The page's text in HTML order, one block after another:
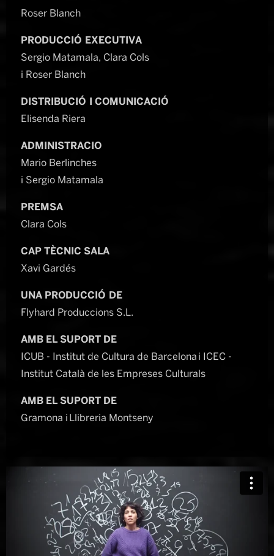
Roser Blanch
PRODUCCIÓ EXECUTIVA
Sergio Matamala, Clara Cols
i Roser Blanch
DISTRIBUCIÓ I COMUNICACIÓ
Elisenda Riera
ADMINISTRACIO
Mario Berlinches
i Sergio Matamala
PREMSA
Clara Cols
CAP TÈCNIC SALA
Xavi Gardés
UNA PRODUCCIÓ DE
Flyhard Produccions S.L.
AMB EL SUPORT DE
ICUB - Institut de Cultura de Barcelona i ICEC -
Institut Català de les Empreses Culturals
AMB EL SUPORT DE
Gramona i Llibreria Montseny